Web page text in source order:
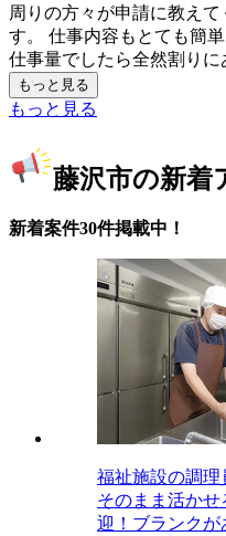
周りの方々が申請に教え
す。 仕事内容もとても簡
仕事量でしたら全然割りに
もっと見る
もっと見る
藤沢市の新着
新着案件30件掲載中！
福祉施設の調理
そのまま活か
迎！ブランクが